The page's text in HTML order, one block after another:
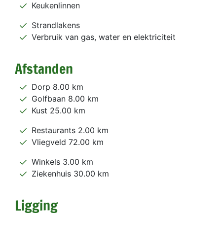
Keukenlinnen
Strandlakens
Verbruik van gas, water en elektriciteit
Afstanden
Dorp 8.00 km
Golfbaan 8.00 km
Kust 25.00 km
Restaurants 2.00 km
Vliegveld 72.00 km
Winkels 3.00 km
Ziekenhuis 30.00 km
Ligging